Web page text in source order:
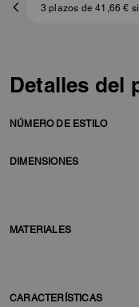
3 plazos de 41,66 €
Detalles del
NÚMERO DE ESTILO
DIMENSIONES
MATERIALES
CARACTERÍSTICAS